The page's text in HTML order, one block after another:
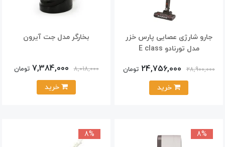
جارو شارژی عصایی پارس خزر
مدل تورنادو E class
28,900,000
24,756,000 تومان
بخارگر مدل جت آیرون
8,018,000
7,384,000 تومان
8%
8%